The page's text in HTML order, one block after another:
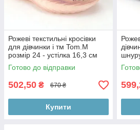
Рожеві текстильні кросівки
для дівчинки і тм Tom.M
розмір 24 - устілка 16,3 см
Готово до відправки
502,50 ₴ 670 ₴
Купити